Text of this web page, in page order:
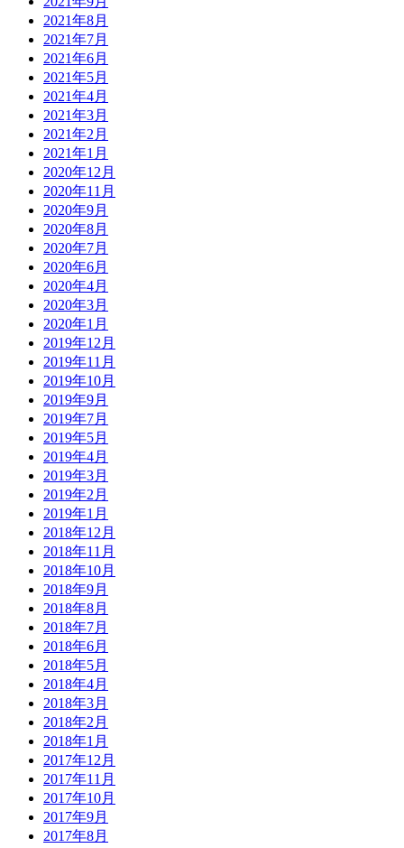
2021年8月
2021年7月
2021年6月
2021年5月
2021年4月
2021年3月
2021年2月
2021年1月
2020年12月
2020年11月
2020年9月
2020年8月
2020年7月
2020年6月
2020年4月
2020年3月
2020年1月
2019年12月
2019年11月
2019年10月
2019年9月
2019年7月
2019年5月
2019年4月
2019年3月
2019年2月
2019年1月
2018年12月
2018年11月
2018年10月
2018年9月
2018年8月
2018年7月
2018年6月
2018年5月
2018年4月
2018年3月
2018年2月
2018年1月
2017年12月
2017年11月
2017年10月
2017年9月
2017年8月